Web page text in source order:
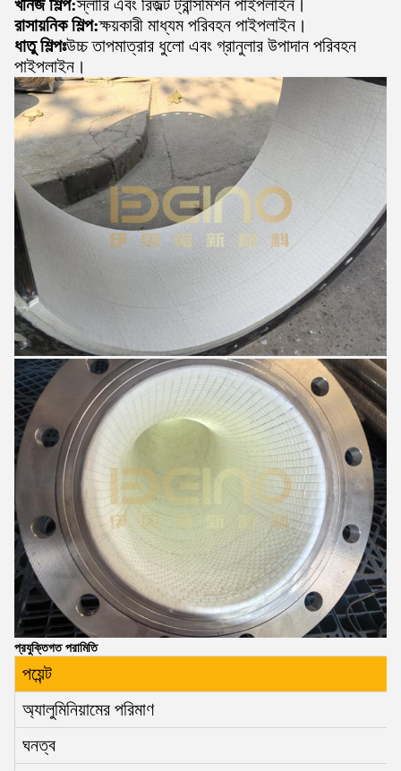
খনিজ শিল্প:স্লারি এবং রিজল্ট ট্রান্সমিশন পাইপলাইন।
রাসায়নিক শিল্প:ক্ষয়কারী মাধ্যম পরিবহন পাইপলাইন।
ধাতু শিল্পঃউচ্চ তাপমাত্রার ধুলো এবং গ্রানুলার উপাদান পরিবহন
পাইপলাইন।
প্রযুক্তিগত পরামিতি
পয়েন্ট
অ্যালুমিনিয়ামের পরিমাণ
ঘনত্ব